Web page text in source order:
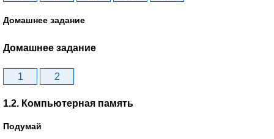
Домашнее задание
Домашнее задание
1 2
1.2. Компьютерная память
Подумай